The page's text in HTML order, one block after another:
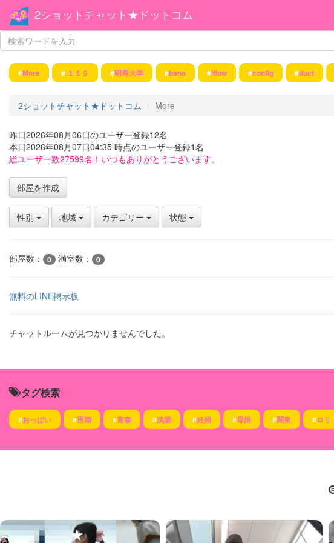
2ショットチャット★ドットコム
#More #.１１９ #明寿大学 #bana #iflow #config #duct
2ショットチャット★ドットコム More
昨日2026年08月06日のユーザー登録12名
本日2026年08月07日04:35 時点のユーザー登録1名
総ユーザー数27599名！いつもありがとうございます。
部屋を作成
性別 地域 カテゴリー 状態
部屋数： 0 満室数： 0
無料のLINE掲示板
チャットルームが見つかりませんでした。
タグ検索
#おっぱい #再婚 #青森 #浣腸 #妊婦 #母娘 #関東 #ロリ